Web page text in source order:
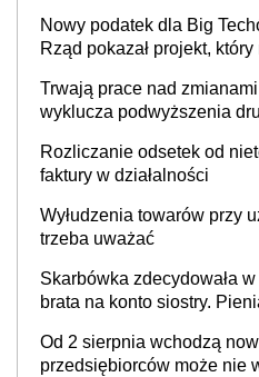
Nowy podatek dla Big
Rząd pokazał projekt,
Trwają prace nad
wyklucza podwyższenia
Rozliczanie odsetek od
faktury w działalności
Wyłudzenia towarów przy
trzeba uważać
Skarbówka zdecydowała
brata na konto siostry.
będzie
Od 2 sierpnia wchodzą
przedsiębiorców może nie